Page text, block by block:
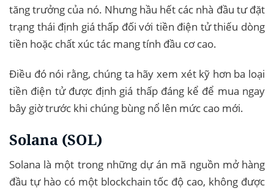
tăng trưởng của nó. Nhưng hầu hết các nhà đầu tư đặt
trạng thái định giá thấp đối với tiền điện tử thiếu dòng
tiền hoặc chất xúc tác mang tính đầu cơ cao.
Điều đó nói rằng, chúng ta hãy xem xét kỹ hơn ba loại
tiền điện tử được định giá thấp đáng kể để mua ngay
bây giờ trước khi chúng bùng nổ lên mức cao mới.
Solana (SOL)
Solana là một trong những dự án mã nguồn mở hàng
đầu tự hào có một blockchain tốc độ cao, không được